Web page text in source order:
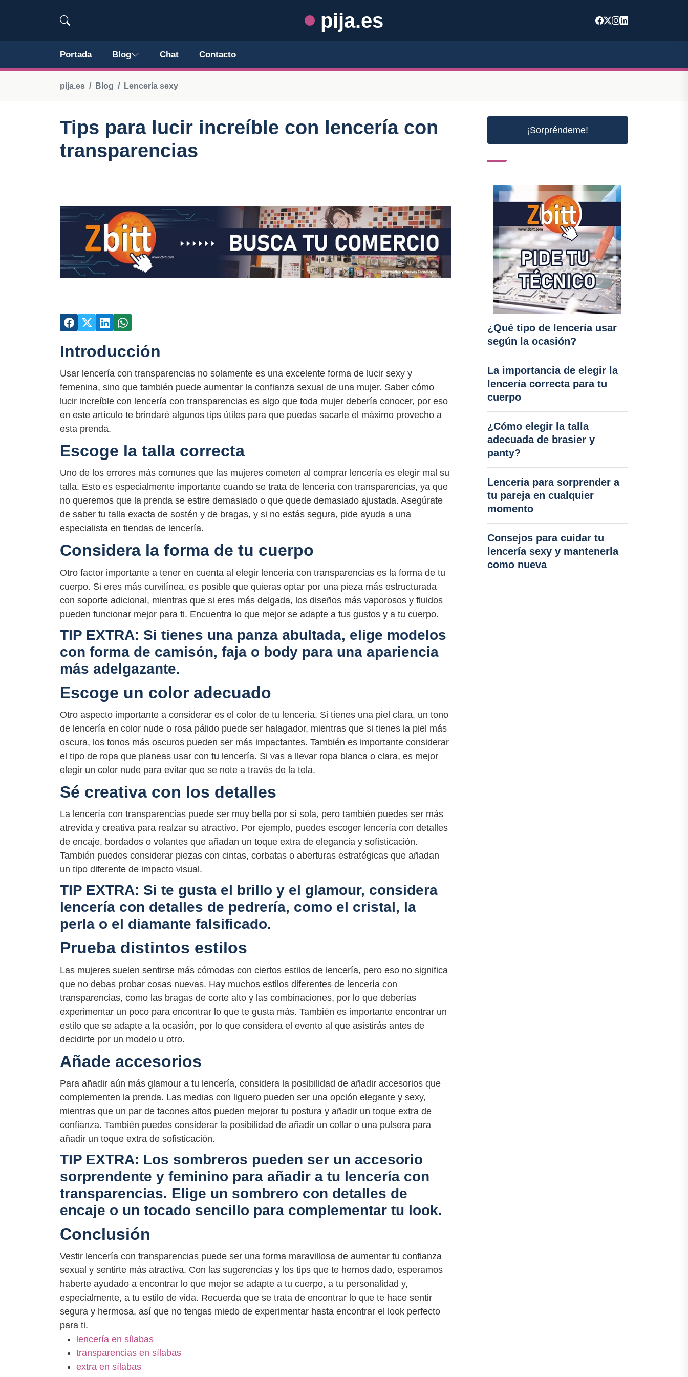
pija.es
Portada Blog Chat Contacto
pija.es Blog Lencería sexy
Tips para lucir increíble con lencería con
transparencias
Introducción
Usar lencería con transparencias no solamente es una excelente forma de lucir sexy y
femenina, sino que también puede aumentar la confianza sexual de una mujer. Saber cómo
lucir increíble con lencería con transparencias es algo que toda mujer debería conocer, por eso
en este artículo te brindaré algunos tips útiles para que puedas sacarle el máximo provecho a
esta prenda.
Escoge la talla correcta
Uno de los errores más comunes que las mujeres cometen al comprar lencería es elegir mal su
talla. Esto es especialmente importante cuando se trata de lencería con transparencias, ya que
no queremos que la prenda se estire demasiado o que quede demasiado ajustada. Asegúrate
de saber tu talla exacta de sostén y de bragas, y si no estás segura, pide ayuda a una
especialista en tiendas de lencería.
Considera la forma de tu cuerpo
Otro factor importante a tener en cuenta al elegir lencería con transparencias es la forma de tu
cuerpo. Si eres más curvilínea, es posible que quieras optar por una pieza más estructurada
con soporte adicional, mientras que si eres más delgada, los diseños más vaporosos y fluidos
pueden funcionar mejor para ti. Encuentra lo que mejor se adapte a tus gustos y a tu cuerpo.
TIP EXTRA: Si tienes una panza abultada, elige modelos
con forma de camisón, faja o body para una apariencia
más adelgazante.
Escoge un color adecuado
Otro aspecto importante a considerar es el color de tu lencería. Si tienes una piel clara, un tono
de lencería en color nude o rosa pálido puede ser halagador, mientras que si tienes la piel más
oscura, los tonos más oscuros pueden ser más impactantes. También es importante considerar
el tipo de ropa que planeas usar con tu lencería. Si vas a llevar ropa blanca o clara, es mejor
elegir un color nude para evitar que se note a través de la tela.
Sé creativa con los detalles
La lencería con transparencias puede ser muy bella por sí sola, pero también puedes ser más
atrevida y creativa para realzar su atractivo. Por ejemplo, puedes escoger lencería con detalles
de encaje, bordados o volantes que añadan un toque extra de elegancia y sofisticación.
También puedes considerar piezas con cintas, corbatas o aberturas estratégicas que añadan
un tipo diferente de impacto visual.
TIP EXTRA: Si te gusta el brillo y el glamour, considera
lencería con detalles de pedrería, como el cristal, la
perla o el diamante falsificado.
Prueba distintos estilos
Las mujeres suelen sentirse más cómodas con ciertos estilos de lencería, pero eso no significa
que no debas probar cosas nuevas. Hay muchos estilos diferentes de lencería con
transparencias, como las bragas de corte alto y las combinaciones, por lo que deberías
experimentar un poco para encontrar lo que te gusta más. También es importante encontrar un
estilo que se adapte a la ocasión, por lo que considera el evento al que asistirás antes de
decidirte por un modelo u otro.
Añade accesorios
Para añadir aún más glamour a tu lencería, considera la posibilidad de añadir accesorios que
complementen la prenda. Las medias con liguero pueden ser una opción elegante y sexy,
mientras que un par de tacones altos pueden mejorar tu postura y añadir un toque extra de
confianza. También puedes considerar la posibilidad de añadir un collar o una pulsera para
añadir un toque extra de sofisticación.
TIP EXTRA: Los sombreros pueden ser un accesorio
sorprendente y feminino para añadir a tu lencería con
transparencias. Elige un sombrero con detalles de
encaje o un tocado sencillo para complementar tu look.
Conclusión
Vestir lencería con transparencias puede ser una forma maravillosa de aumentar tu confianza
sexual y sentirte más atractiva. Con las sugerencias y los tips que te hemos dado, esperamos
haberte ayudado a encontrar lo que mejor se adapte a tu cuerpo, a tu personalidad y,
especialmente, a tu estilo de vida. Recuerda que se trata de encontrar lo que te hace sentir
segura y hermosa, así que no tengas miedo de experimentar hasta encontrar el look perfecto
para ti.
lencería en sílabas
transparencias en sílabas
extra en sílabas
¡Sorpréndeme!
¿Qué tipo de lencería usar
según la ocasión?
La importancia de elegir la
lencería correcta para tu
cuerpo
¿Cómo elegir la talla
adecuada de brasier y
panty?
Lencería para sorprender a
tu pareja en cualquier
momento
Consejos para cuidar tu
lencería sexy y mantenerla
como nueva